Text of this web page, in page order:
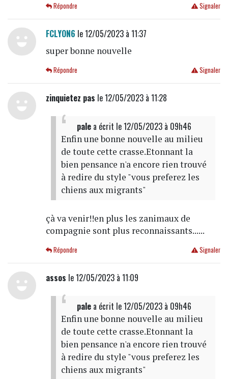
Signaler
Répondre
FCLYON6 le 12/05/2023 à 11:37
super bonne nouvelle
Signaler
Répondre
zinquietez pas le 12/05/2023 à 11:28
palea écrit le 12/05/2023 à 09h46
Enfin une bonne nouvelle au milieu
de toute cette crasse.Etonnant la
bien pensance n'a encore rien trouvé
à redire du style "vous preferez les
chiens aux migrants"
çà va venir!!en plus les zanimaux de
compagnie sont plus reconnaissants......
Signaler
Répondre
assos le 12/05/2023 à 11:09
palea écrit le 12/05/2023 à 09h46
Enfin une bonne nouvelle au milieu
de toute cette crasse.Etonnant la
bien pensance n'a encore rien trouvé
à redire du style "vous preferez les
chiens aux migrants"